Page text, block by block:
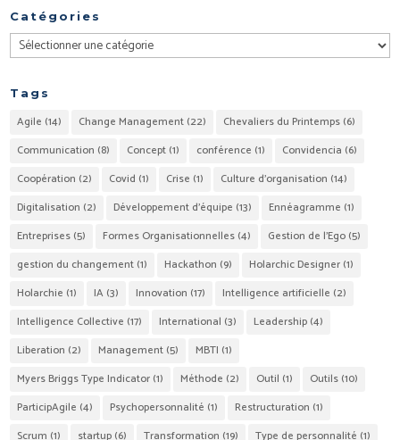
Catégories
Catégories
Tags
Agile (14) Change Management (22) Chevaliers du Printemps (6)
Communication (8) Concept (1) conférence (1) Convidencia (6)
Coopération (2) Covid (1) Crise (1) Culture d'organisation (14)
Digitalisation (2) Développement d'équipe (13) Ennéagramme (1)
Entreprises (5) Formes Organisationnelles (4) Gestion de l'Ego (5)
gestion du changement (1) Hackathon (9) Holarchic Designer (1)
Holarchie (1) IA (3) Innovation (17) Intelligence artificielle (2)
Intelligence Collective (17) International (3) Leadership (4)
Liberation (2) Management (5) MBTI (1)
Myers Briggs Type Indicator (1) Méthode (2) Outil (1) Outils (10)
ParticipAgile (4) Psychopersonnalité (1) Restructuration (1)
Scrum (1) startup (6) Transformation (19) Type de personnalité (1)